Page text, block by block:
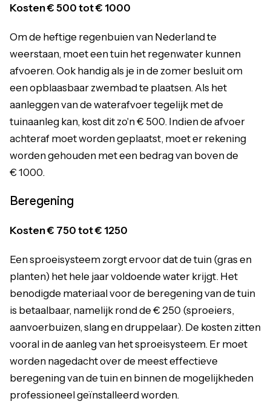
Kosten € 500 tot € 1000
Om de heftige regenbuien van Nederland te
weerstaan, moet een tuin het regenwater kunnen
afvoeren. Ook handig als je in de zomer besluit om
een opblaasbaar zwembad te plaatsen. Als het
aanleggen van de waterafvoer tegelijk met de
tuinaanleg kan, kost dit zo'n € 500. Indien de afvoer
achteraf moet worden geplaatst, moet er rekening
worden gehouden met een bedrag van boven de
€ 1000.
Beregening
Kosten € 750 tot € 1250
Een sproeisysteem zorgt ervoor dat de tuin (gras en
planten) het hele jaar voldoende water krijgt. Het
benodigde materiaal voor de beregening van de tuin
is betaalbaar, namelijk rond de € 250 (sproeiers,
aanvoerbuizen, slang en druppelaar). De kosten zitten
vooral in de aanleg van het sproeisysteem. Er moet
worden nagedacht over de meest effectieve
beregening van de tuin en binnen de mogelijkheden
professioneelgeïnstalleerdworden.